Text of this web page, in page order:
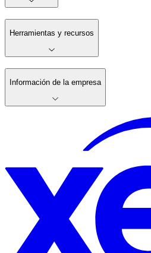
Herramientas y recursos
Información de la empresa